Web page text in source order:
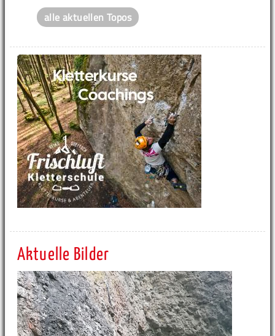
alle aktuellen Topos
Aktuelle Bilder